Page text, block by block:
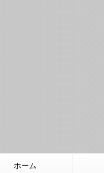
ホーム